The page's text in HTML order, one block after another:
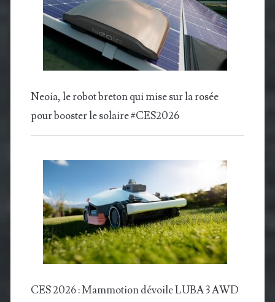
Neoia, le robot breton qui mise sur la rosée
pour booster le solaire #CES2026
CES 2026 : Mammotion dévoile LUBA 3 AWD